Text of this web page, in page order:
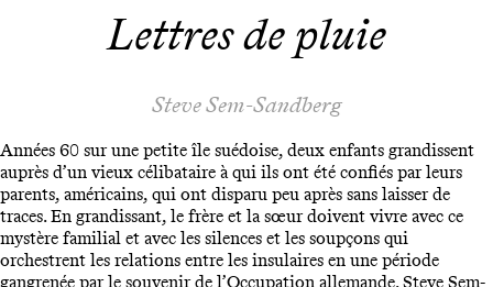
Lettres de pluie
Steve Sem-Sandberg
Années 60 sur une petite île suédoise, deux enfants grandissent
auprès d’un vieux célibataire à qui ils ont été confiés par leurs
parents, américains, qui ont disparu peu après sans laisser de
traces. En grandissant, le frère et la sœur doivent vivre avec ce
mystère familial et avec les silences et les soupçons qui
orchestrent les relations entre les insulaires en une période
gangrenée par le souvenir de l’Occupation allemande. Steve Sem-